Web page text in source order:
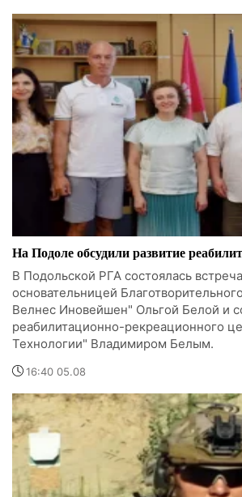
На Подоле обсудили развитие
В Подольской РГА состоялась
основательницей
Велнес Иновейшен" Ольгой Белой и
реабилитационно-рекреационного
Технологии" Владимиром Белым.
16:40 05.08